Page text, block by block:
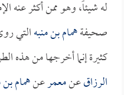
له شيئاً، وهو ممن أكثر عنه
صحيفةهمام بن منبهالتي
كثيرة إنما أخرجها من هذه
الرزاقعنمعمرعنهمام بن